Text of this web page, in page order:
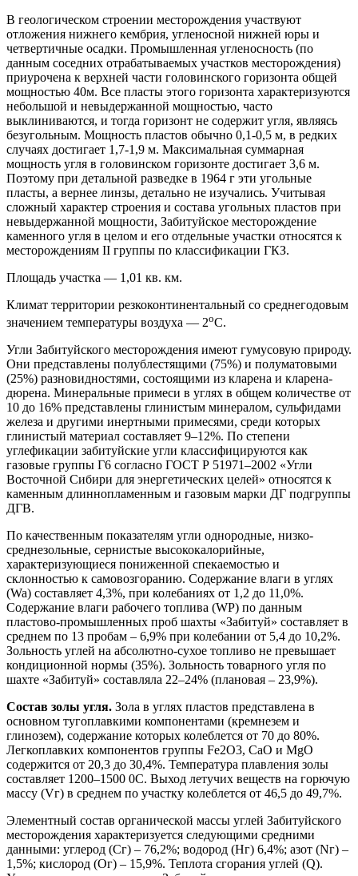
В геологическом строении месторождения участвуют
отложения нижнего кембрия, угленосной нижней юры и
четвертичные осадки. Промышленная угленосность (по
данным соседних отрабатываемых участков месторождения)
приурочена к верхней части головинского горизонта общей
мощностью 40м. Все пласты этого горизонта характеризуются
небольшой и невыдержанной мощностью, часто
выклиниваются, и тогда горизонт не содержит угля, являясь
безугольным. Мощность пластов обычно 0,1-0,5 м, в редких
случаях достигает 1,7-1,9 м. Максимальная суммарная
мощность угля в головинском горизонте достигает 3,6 м.
Поэтому при детальной разведке в 1964 г эти угольные
пласты, а вернее линзы, детально не изучались. Учитывая
сложный характер строения и состава угольных пластов при
невыдержанной мощности, Забитуйское месторождение
каменного угля в целом и его отдельные участки относятся к
месторождениям II группы по классификации ГКЗ.
Площадь участка — 1,01 кв. км.
Климат территории резкоконтинентальный со среднегодовым
значением температуры воздуха — 2оС.
Угли Забитуйского месторождения имеют гумусовую природу.
Они представлены полублестящими (75%) и полуматовыми
(25%) разновидностями, состоящими из кларена и кларена-
дюрена. Минеральные примеси в углях в общем количестве от
10 до 16% представлены глинистым минералом, сульфидами
железа и другими инертными примесями, среди которых
глинистый материал составляет 9–12%. По степени
углефикации забитуйские угли классифицируются как
газовые группы Г6 согласно ГОСТ Р 51971–2002 «Угли
Восточной Сибири для энергетических целей» относятся к
каменным длиннопламенным и газовым марки ДГ подгруппы
ДГВ.
По качественным показателям угли однородные, низко-
среднезольные, сернистые высококалорийные,
характеризующиеся пониженной спекаемостью и
склонностью к самовозгоранию. Содержание влаги в углях
(Wa) составляет 4,3%, при колебаниях от 1,2 до 11,0%.
Содержание влаги рабочего топлива (WР) по данным
пластово-промышленных проб шахты «Забитуй» составляет в
среднем по 13 пробам – 6,9% при колебании от 5,4 до 10,2%.
Зольность углей на абсолютно-сухое топливо не превышает
кондиционной нормы (35%). Зольность товарного угля по
шахте «Забитуй» составляла 22–24% (плановая – 23,9%).
Состав золы угля. Зола в углях пластов представлена в
основном тугоплавкими компонентами (кремнезем и
глинозем), содержание которых колеблется от 70 до 80%.
Легкоплавких компонентов группы Fe2O3, CaO и MgO
содержится от 20,3 до 30,4%. Температура плавления золы
составляет 1200–1500 0С. Выход летучих веществ на горючую
массу (Vг) в среднем по участку колеблется от 46,5 до 49,7%.
Элементный состав органической массы углей Забитуйского
месторождения характеризуется следующими средними
данными: углерод (Сг) – 76,2%; водород (Нг) 6,4%; азот (Nг) –
1,5%; кислород (Ог) – 15,9%. Теплота сгорания углей (Q).